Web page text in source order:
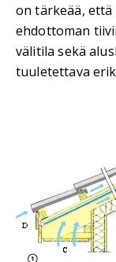
on tärkeää,
ehdottoman
välitila sekä
tuuletettava